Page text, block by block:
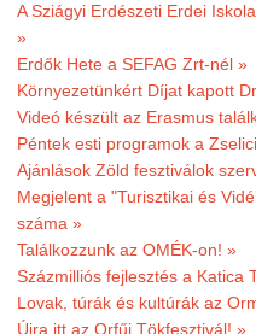
A Sziágyi Erdészeti Erdei
»
Erdők Hete a SEFAG Zrt-nél »
Környezetünkért Díjat kapott
Videó készült az Erasmus
Péntek esti programok a
Ajánlások Zöld fesztiválok
Megjelent a "Turisztikai és
száma »
Találkozzunk az OMÉK-on! »
Százmilliós fejlesztés a Katica
Lovak, túrák és kultúrák az
Újra itt az Orfűi Tökfesztivál! »